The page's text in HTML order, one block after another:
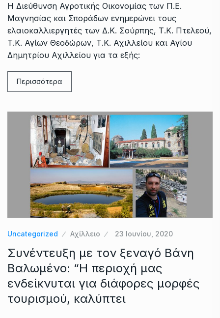
Η Διεύθυνση Αγροτικής Οικονομίας των Π.Ε.
Μαγνησίας και Σποράδων ενημερώνει τους
ελαιοκαλλιεργητές των Δ.Κ. Σούρπης, Τ.Κ. Πτελεού,
Τ.Κ. Αγίων Θεοδώρων, Τ.Κ. Αχιλλείου και Αγίου
Δημητρίου Αχιλλείου για τα εξής:
Περισσότερα
Uncategorized Αχίλλειο 23 Ιουνίου, 2020
Συνέντευξη με τον ξεναγό Βάνη
Βαλωμένο: “Η περιοχή μας
ενδείκνυται για διάφορες μορφές
τουρισμού, καλύπτει